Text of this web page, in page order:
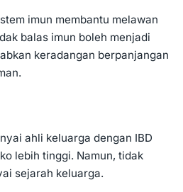
imun membantu melawan
balas imun boleh menjadi
keradangan berpanjangan
ahli keluarga dengan IBD
lebih tinggi. Namun, tidak
sejarah keluarga.